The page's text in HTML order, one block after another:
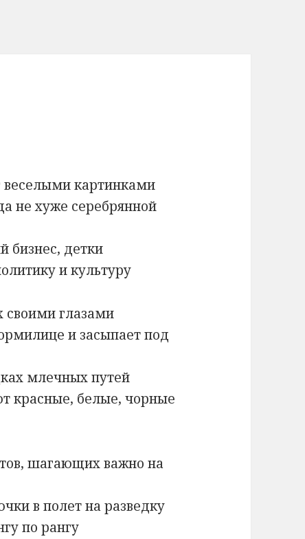
веселыми картинками
не хуже серебрянной
бизнес, детки
и культуру
своими глазами
и засыпает под
млечных путей
красные, белые, чорные
шагающих важно на
в полет на разведку
по рангу